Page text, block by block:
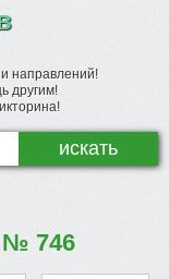
направлений!
другим!
№ 746